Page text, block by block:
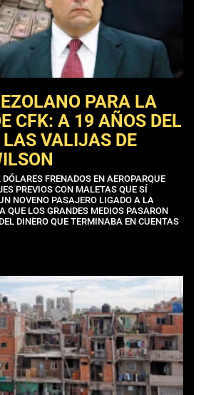
PARA LA
CFK: A 19 AÑOS DEL
LAS VALIJAS DE
FRENADOS EN AEROPARQUE
PREVIOS CON MALETAS QUE SÍ
NOVENO PASAJERO LIGADO A LA
QUE LOS GRANDES MEDIOS PASARON
DINERO QUE TERMINABA EN CUENTAS